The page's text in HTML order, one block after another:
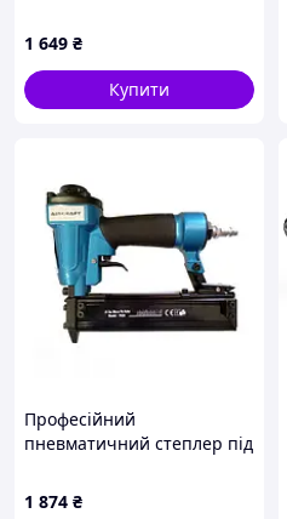
1 649 ₴
Купити
Професійний
пневматичний степлер під
AIRKRAFT P630
1 874 ₴